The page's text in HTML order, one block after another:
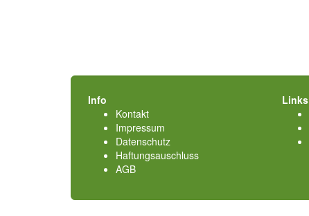
Info
Kontakt
Impressum
Datenschutz
Haftungsauschluss
AGB
Links